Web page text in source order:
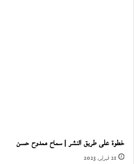
خطوة على طريق النشر | سماح ممدوح حسن
21 فبراير، 2023